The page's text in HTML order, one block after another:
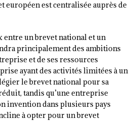
européen est centralisée auprès de
entre un brevet national et un
principalement des ambitions
et de ses ressources
ayant des activités limitées à un
le brevet national pour sa
tandis qu’une entreprise
invention dans plusieurs pays
à opter pour un brevet